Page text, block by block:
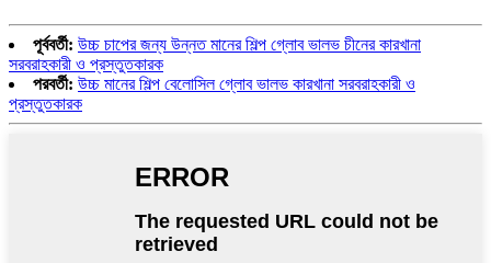
পূর্ববর্তী: উচ্চ চাপের জন্য উন্নত মানের শিল্প গ্লোব ভালভ চীনের কারখানা
সরবরাহকারী ও প্রস্তুতকারক
পরবর্তী: উচ্চ মানের শিল্প বেলোসিল গ্লোব ভালভ কারখানা সরবরাহকারী ও
প্রস্তুতকারক